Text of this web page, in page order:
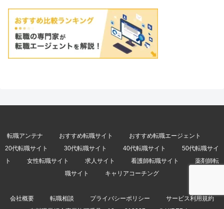
転職アンテナ おすすめ転職サイト
おすすめ転職エージェント
20代転職サイト
30代転職サイト 40代転職サイト
50代転職サイ
ト
女性転職サイト 求人サイト 看護師転職サイト
薬剤師転
職サイト
キャリアコーチング
会社概要 転職相談 プライバシーポリシー
サービス利用規約